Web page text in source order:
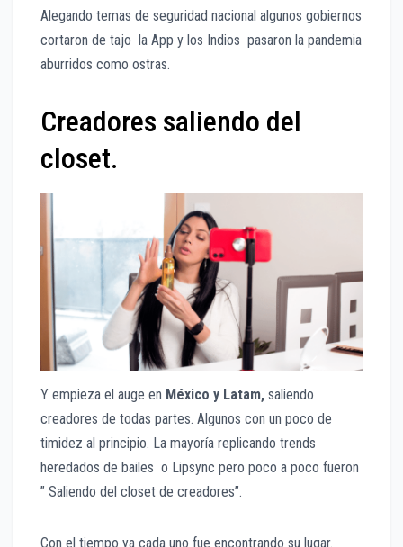
Alegando temas de seguridad nacional algunos gobiernos
cortaron de tajo la App y los Indios pasaron la pandemia
aburridos como ostras.
Creadores saliendo del
closet.
Y empieza el auge en México y Latam, saliendo
creadores de todas partes. Algunos con un poco de
timidez al principio. La mayoría replicando trends
heredados de bailes o Lipsync pero poco a poco fueron
” Saliendo del closet de creadores”.
Con el tiempo ya cada uno fue encontrando su lugar.